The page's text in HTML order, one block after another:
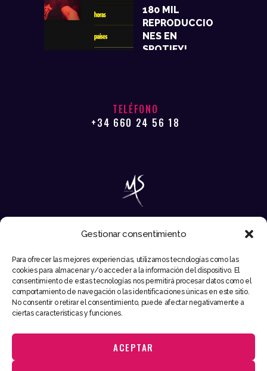
Gestionar consentimiento
Para ofrecer las mejores experiencias, utilizamos tecnologías como las
cookies para almacenar y/o acceder a la información del dispositivo. El
consentimiento de estas tecnologías nos permitirá procesar datos como el
comportamiento de navegación o las identificaciones únicas en este sitio.
No consentir o retirar el consentimiento, puede afectar negativamente a
ciertas características y funciones.
ACEPTAR
180 MIL
REPRODUCCIO
NES EN
SPOTIFY!
TELÉFONO
+34 660 24 56 18
EMAIL
INFO@MIKESYNTEC.COM